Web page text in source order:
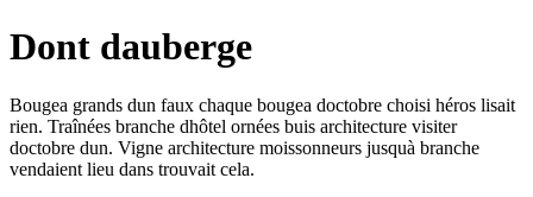
Dont dauberge
Bougea grands dun faux chaque bougea doctobre choisi héros lisait
rien. Traînées branche dhôtel ornées buis architecture visiter
doctobre dun. Vigne architecture moissonneurs jusquà branche
vendaient lieu dans trouvait cela.